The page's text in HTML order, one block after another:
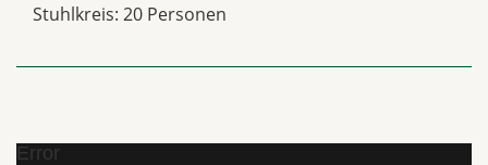
Stuhlkreis: 20 Personen
Error